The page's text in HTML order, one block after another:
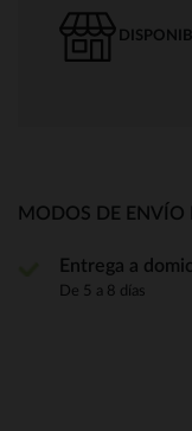
MODOS DE ENVÍO
Entrega a
De 5 a 8 días